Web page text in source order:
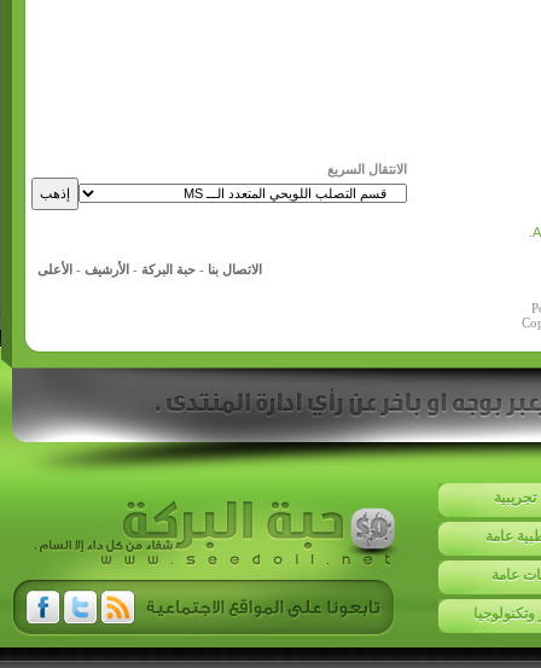
الانتقال السريع
الاتصال بنا -حبة البركة - الأرشيف - الأعلى
عامة
عامة
وتكنولوجيا